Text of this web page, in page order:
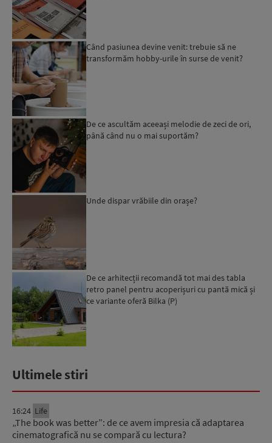
Când pasiunea devine venit: trebuie să ne
transformăm hobby-urile în surse de venit?
De ce ascultăm aceeași melodie de zeci de ori,
până când nu o mai suportăm?
Unde dispar vrăbiile din orașe?
De ce arhitecții recomandă tot mai des tabla
retro panel pentru acoperișuri cu pantă mică și
ce variante oferă Bilka (P)
Ultimele stiri
16:24 Life
„The book was better”: de ce avem impresia că adaptarea
cinematografică nu se compară cu lectura?